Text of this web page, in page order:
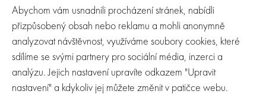
Skladem > 5 ks
1 509 Kč
Skladem > 5 ks
1 509 Kč
NOVINKA NOVINKA
Abychom vám usnadnili procházení stránek, nabídli
přizpůsobený obsah nebo reklamu a mohli anonymně
analyzovat návštěvnost, využíváme soubory cookies, které
sdílíme se svými partnery pro sociální média, inzerci a
analýzu. Jejich nastavení upravíte odkazem "Upravit
nastavení" a kdykoliv jej můžete změnit v patičce webu.